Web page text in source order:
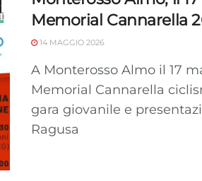
dati di geolocalizzazione
in base a informazioni
la sicurezza, prevenire e
errori, Erogare e presentare
e contenuto, Salvare e
sulla privacy.
Memorial Cannarella
14 MAGGIO 2026
A Monterosso Almo il 17
Memorial Cannarella
gara giovanile e
Ragusa